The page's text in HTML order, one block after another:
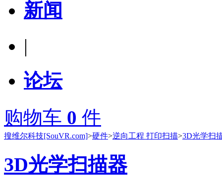
新闻
|
论坛
购物车 0 件
搜维尔科技[SouVR.com]>硬件>逆向工程 打印扫描>3D光学扫
3D光学扫描器